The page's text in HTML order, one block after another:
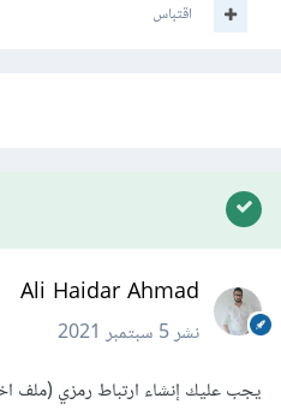
اقتباس
Ali Haidar Ahmad
نشر5 سبتمبر 2021